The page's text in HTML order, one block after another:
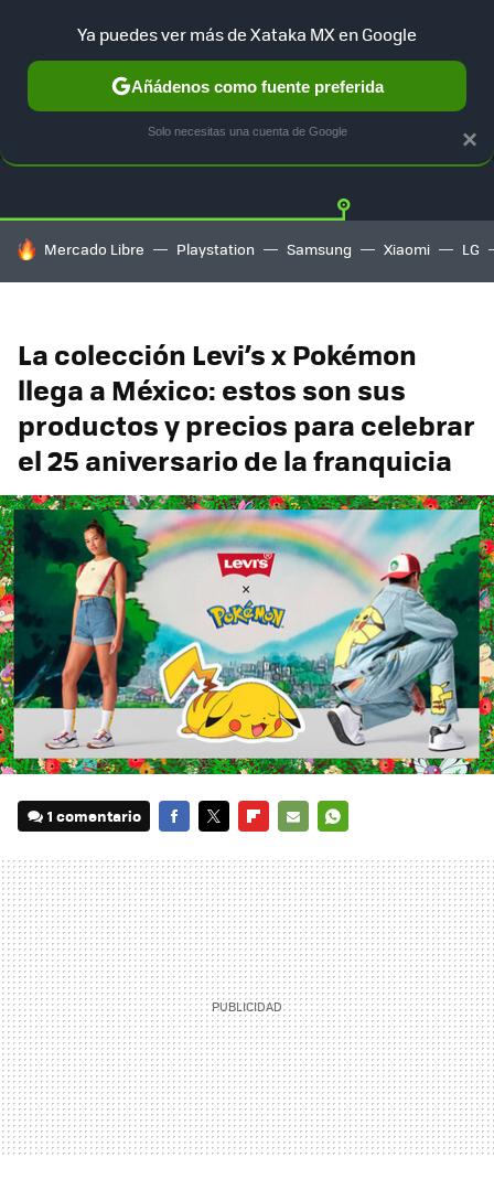
GUÍA DE COMPRAS MERCADO LIBRE
HOY SE HABLA DE
Mercado Libre Playstation Samsung Xiaomi LG
La colección Levi’s x Pokémon
llega a México: estos son sus
productos y precios para celebrar
el 25 aniversario de la franquicia
1 comentario
MAIL
×
Ya puedes ver más de Xataka MX en Google
Añádenos como fuente preferida
Solo necesitas una cuenta de Google